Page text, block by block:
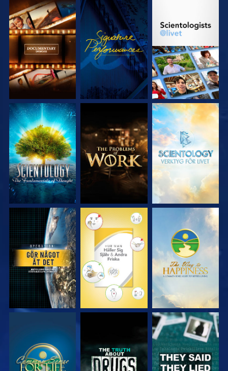
UTFORSKA
SERIEN
TITTA
UTFORSKA
UTFORSKA
SERIEN
UTFORSKA
SERIEN
UTFORSKA
SERIEN
TITTA TITTA TITTA
TITTA TITTA TITTA